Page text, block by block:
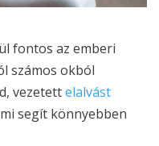
fontos az emberi
számos okból
vezetettelalvást
segít könnyebben